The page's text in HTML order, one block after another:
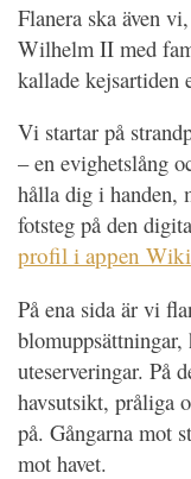
Flanera ska även
Wilhelm II med
kallade kejsartiden
Vi startar på
– en evighetslång
hålla dig i handen,
fotsteg på den
profil i appen
På ena sida är vi
uteserveringar. På
havsutsikt, pråliga
på. Gångarna mot
mot havet.